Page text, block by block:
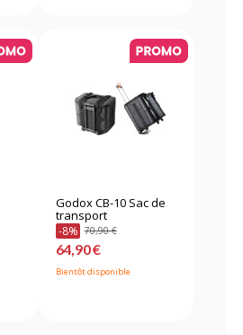
Godox CB-10 Sac de
transport
-8% 70,90 €
64,90 €
Bientôt disponible